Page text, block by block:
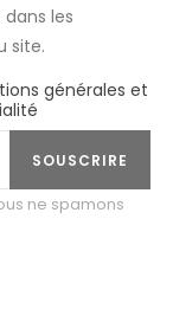
les
site.
générales et
SOUSCRIRE
ne spamons